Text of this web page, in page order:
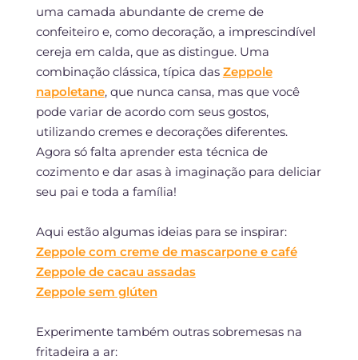
uma camada abundante de creme de
confeiteiro e, como decoração, a imprescindível
cereja em calda, que as distingue. Uma
combinação clássica, típica das Zeppole
napoletane, que nunca cansa, mas que você
pode variar de acordo com seus gostos,
utilizando cremes e decorações diferentes.
Agora só falta aprender esta técnica de
cozimento e dar asas à imaginação para deliciar
seu pai e toda a família!
Aqui estão algumas ideias para se inspirar:
Zeppole com creme de mascarpone e café
Zeppole de cacau assadas
Zeppole sem glúten
Experimente também outras sobremesas na
fritadeira a ar: